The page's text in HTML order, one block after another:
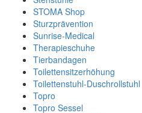
STOMA Shop
Sturzprävention
Sunrise-Medical
Therapieschuhe
Tierbandagen
Toilettensitzerhöhung
Toilettenstuhl-Duschrollstuhl
Topro
Topro Sessel